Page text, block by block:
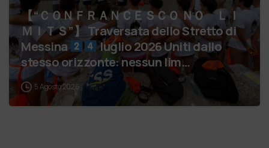
【 “ＣＯＮＦＲＡＮＣＥＳＣＯ ＮＯ ＬＩ
ＭＩＴＳ”】 Traversata dello Stretto di
Messina
luglio 2026 Uniti dallo
stesso orizzonte: nessun lim…
5 Agosto 2026